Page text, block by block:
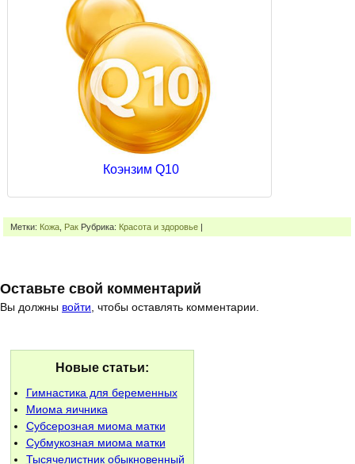
Коэнзим Q10
Метки: Кожа Рак Рубрика: Красота и здоровье |
Оставьте свой комментарий
Вы должны войти , чтобы оставлять комментарии.
Новые статьи:
Гимнастика для беременных
Миома яичника
Субсерозная миома матки
Субмукозная миома матки
Тысячелистник обыкновенный